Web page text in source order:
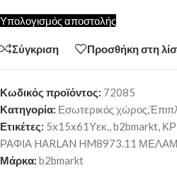
Υπολογισμός αποστολής
Σύγκριση Προσθήκη στη
Κωδικός προϊόντος: 72085
Κατηγορία: Εσωτερικός
Ετικέτες: 5x15x61Υεκ.,b2bmarkt,
ΡΑΦΙΑ HARLAN HM8973.11
Μάρκα: b2bmarkt